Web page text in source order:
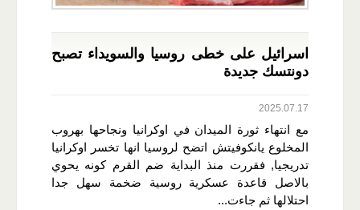
اسرائيل على خطى روسيا والسويداء تصبح
دونتسك جديدة
2025.07.17
مع انتهاء ثورة الميدان في اوكرانيا ونجاحها بهروب
المخلوع يانكوفيتش اتضح لروسيا انها تخسر اوكرانيا
تدريجيا, فقررت منذ البداية ضم القرم كونه يحوي
بالاصل قاعدة عسكرية روسية ضخمة سهل جدا
احتلالها ثم جاءت...